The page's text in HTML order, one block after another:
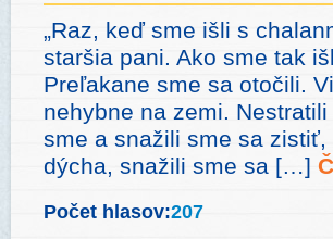
„Raz, keď sme išli s
staršia pani. Ako sme tak
Preľakane sme sa otočili.
nehybne na zemi.
sme a snažili sme sa
dýcha, snažili sme sa […]
Počet hlasov:207